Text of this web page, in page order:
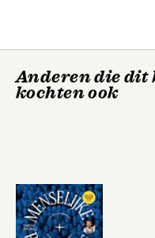
Anderen die dit
kochten ook